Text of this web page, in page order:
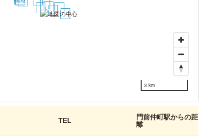
1
2 35 8
21
3 km
TEL
門前仲町駅からの距
離